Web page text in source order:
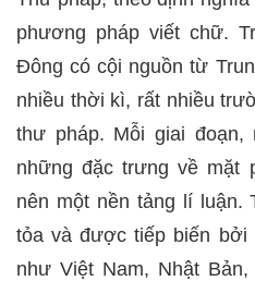
phương pháp viết chữ.
Đông có cội nguồn từ
nhiều thời kì, rất nhiều
thư pháp. Mỗi giai
những đặc trưng về mặt
nên một nền tảng lí luận.
tỏa và được tiếp biến
như Việt Nam, Nhật